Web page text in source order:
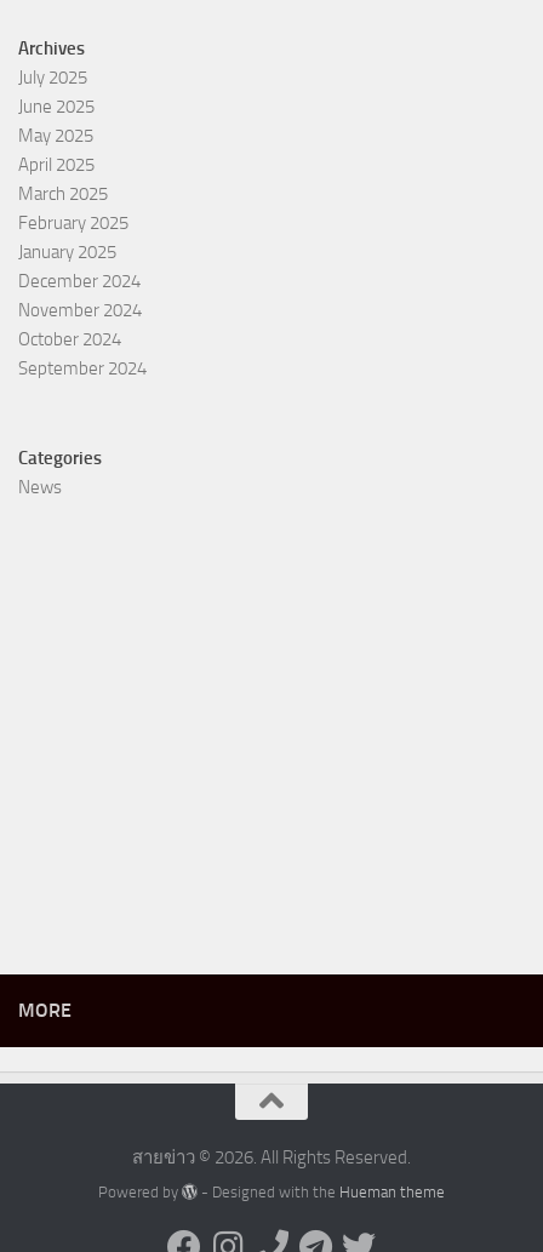
Archives
July 2025
June 2025
May 2025
April 2025
March 2025
February 2025
January 2025
December 2024
November 2024
October 2024
September 2024
Categories
News
MORE
สายข่าว © 2026. All Rights Reserved.
Powered by - Designed with the Hueman theme